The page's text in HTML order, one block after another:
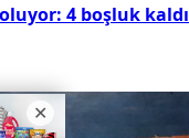
4 boşluk kaldı